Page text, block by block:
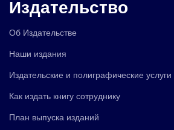
Издательство
Об Издательстве
Наши издания
Издательские и полиграфические услуги
Как издать книгу сотруднику
План выпуска изданий